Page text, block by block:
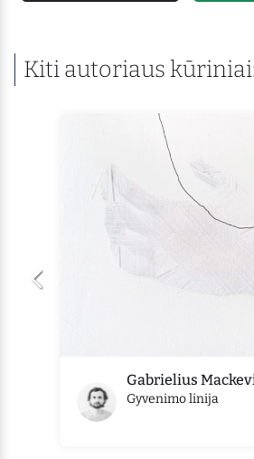
Kiti autoriaus
Gabrielius
Gyvenimo linija